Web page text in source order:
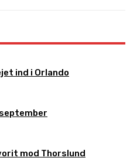
ind i Orlando
mod Thorslund